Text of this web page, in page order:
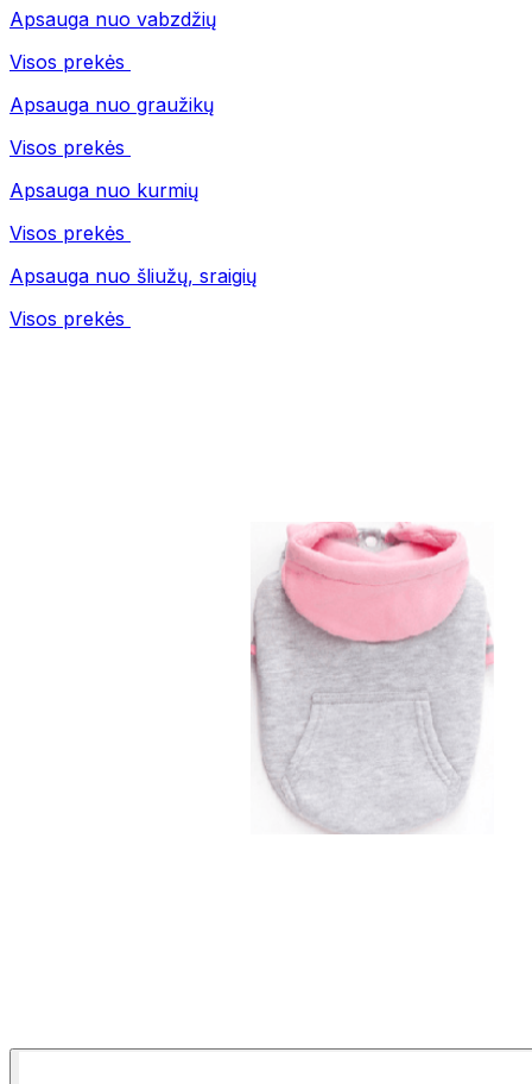
Apsauga nuo vabzdžių
Visos prekės
Apsauga nuo graužikų
Visos prekės
Apsauga nuo kurmių
Visos prekės
Apsauga nuo šliužų, sraigių
Visos prekės